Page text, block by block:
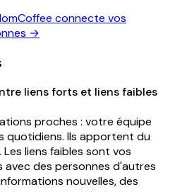
connecte vos
→
liens forts et liens faibles
proches : votre équipe
quotidiens. Ils apportent du
liens faibles sont vos
avec des personnes d'autres
nouvelles, des